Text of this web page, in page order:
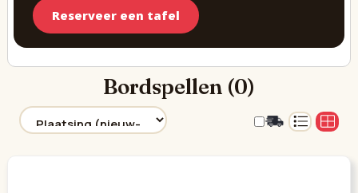
Reserveer een tafel
Bordspellen (0)